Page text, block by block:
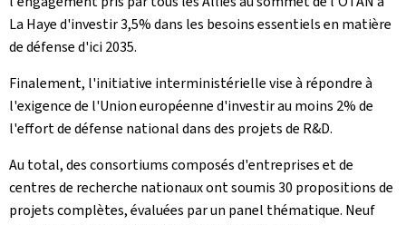
La Haye d'investir 3,5% dans les besoins essentiels en matière
de défense d'ici 2035.
Finalement, l'initiative interministérielle vise à répondre à
l'exigence de l'Union européenne d'investir au moins 2% de
l'effort de défense national dans des projets de R&D.
Au total, des consortiums composés d'entreprises et de
centres de recherche nationaux ont soumis 30 propositions de
projets complètes, évaluées par un panel thématique. Neuf